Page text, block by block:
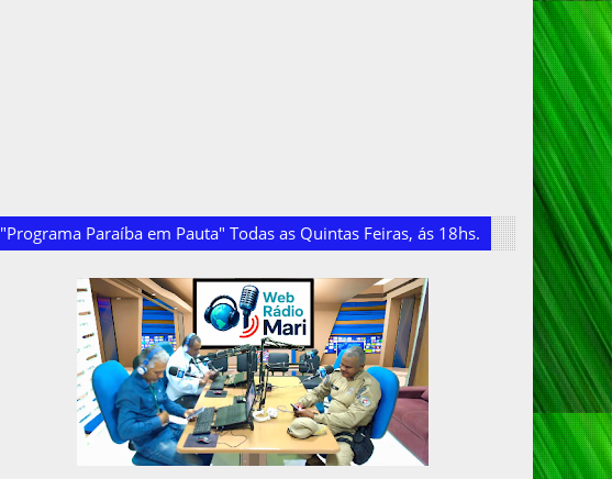
"Programa Paraíba em Pauta" Todas as Quintas Feiras, ás 18hs.